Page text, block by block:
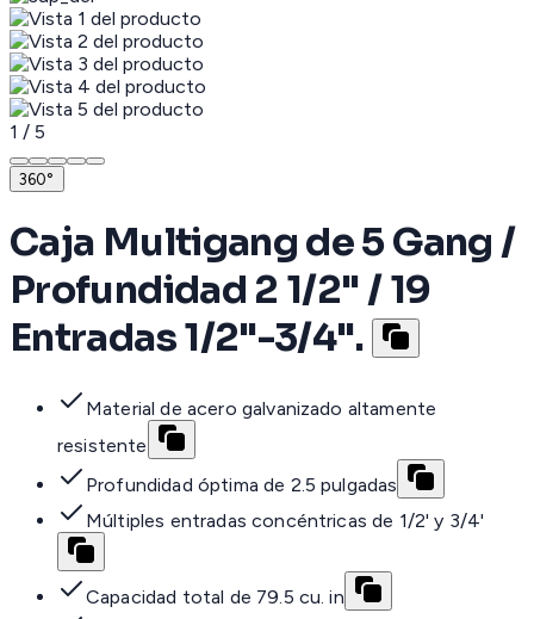
1 / 5
360°
Caja Multigang de 5 Gang /
Profundidad 2 1/2" / 19
Entradas 1/2"-3/4".
Material de acero galvanizado altamente
resistente
Profundidad óptima de 2.5 pulgadas
Múltiples entradas concéntricas de 1/2' y 3/4'
Capacidad total de 79.5 cu. in